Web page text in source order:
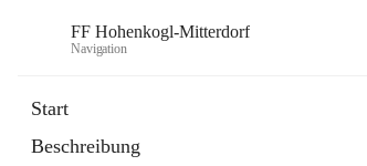
FF Hohenkogl-Mitterdorf
Navigation
Start
Beschreibung